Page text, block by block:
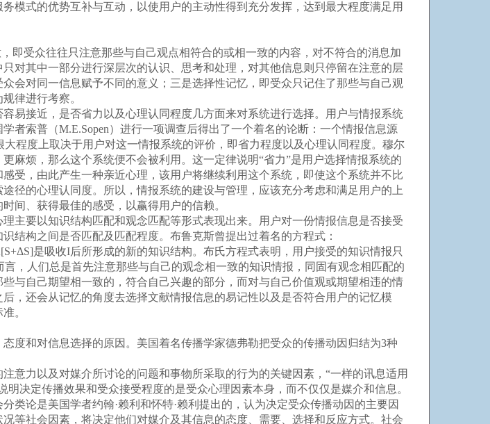
模式的优势互补与互动，以使用户的主动性得到充分发挥，达到最大程度满足用
即受众往往只注意那些与自己观点相符合的或相一致的内容，对不符合的消息加
对其中一部分进行深层次的认识、思考和处理，对其他信息则只停留在注意的层
会对同一信息赋予不同的意义；三是选择性记忆，即受众只记住了那些与自己观
律进行考察。
易接近，是否省力以及心理认同程度几方面来对系统进行选择。用户与情报系统
者索普（M.E.Sopen）进行一项调查后得出了一个着名的论断：一个情报信息源
程度上取决于用户对这一情报系统的评价，即省力程度以及心理认同程度。穆尔
麻烦，那么这个系统便不会被利用。这一定律说明“省力”是用户选择情报系统的
受，由此产生一种亲近心理，该用户将继续利用这个系统，即使这个系统并不比
径的心理认同度。所以，情报系统的建设与管理，应该充分考虑和满足用户的上
间、获得最佳的感受，以赢得用户的信赖。
主要以知识结构匹配和观念匹配等形式表现出来。用户对一份情报信息是否接受
结构之间是否匹配及匹配程度。布鲁克斯曾提出过着名的方程式：
是吸收I后所形成的新的知识结构。布氏方程式表明，用户接受的知识情报只
，人们总是首先注意那些与自己的观念相一致的知识情报，同固有观念相匹配的
与自己期望相一致的，符合自己兴趣的部分，而对与自己价值观或期望相违的情
，还会从记忆的角度去选择文献情报信息的易记性以及是否符合用户的记忆模
。
度和对信息选择的原因。美国着名传播学家德弗勒把受众的传播动因归结为3种
力以及对媒介所讨论的问题和事物所采取的行为的关键因素，“一样的讯息适用
决定传播效果和受众接受程度的是受众心理因素本身，而不仅仅是媒介和信息。
论是美国学者约翰·赖利和怀特·赖利提出的，认为决定受众传播动因的主要因
等社会因素，将决定他们对媒介及其信息的态度、需要、选择和反应方式。社会